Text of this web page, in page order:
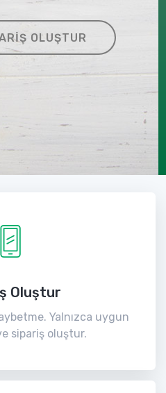
OLUŞTUR
Oluştur
Yalnızca uygun
sipariş oluştur.